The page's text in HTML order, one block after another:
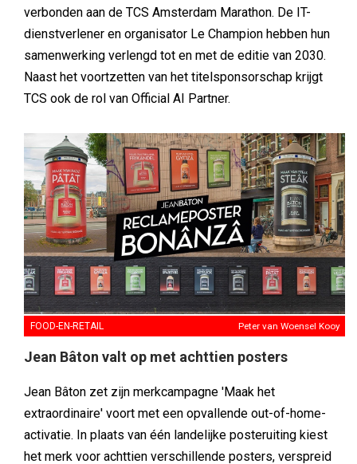
verbonden aan de TCS Amsterdam Marathon. De IT-
dienstverlener en organisator Le Champion hebben hun
samenwerking verlengd tot en met de editie van 2030.
Naast het voortzetten van het titelsponsorschap krijgt
TCS ook de rol van Official AI Partner.
FOOD-EN-RETAIL Peter van Woensel Kooy
Jean Bâton valt op met achttien posters
Jean Bâton zet zijn merkcampagne 'Maak het
extraordinaire' voort met een opvallende out-of-home-
activatie. In plaats van één landelijke posteruiting kiest
het merk voor achttien verschillende posters, verspreid